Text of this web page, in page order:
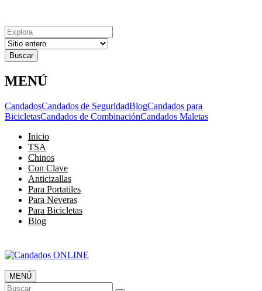
Resultados
para
MENÚ
CandadosCandados de SeguridadBlogCandados para
BicicletasCandados de CombinaciónCandados Maletas
Inicio
TSA
Chinos
Con Clave
Anticizallas
Para Portatiles
Para Neveras
Para Bicicletas
Blog
Candados ONLINE
MENÚ
Buscar